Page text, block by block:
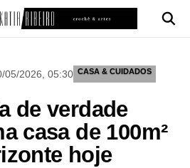
05/2026, 05:30 CASA & CUIDADOS
de verdade
casa de 100m²
hoje